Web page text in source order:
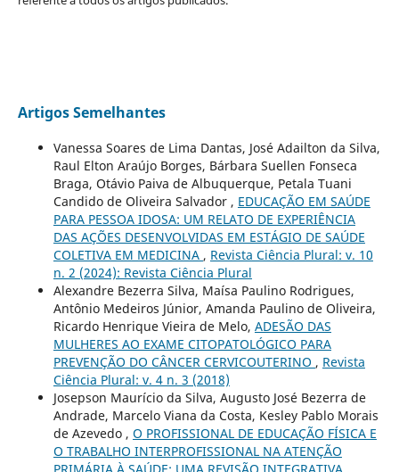
Artigos Semelhantes
Vanessa Soares de Lima Dantas, José Adailton da Silva,
Raul Elton Araújo Borges, Bárbara Suellen Fonseca
Braga, Otávio Paiva de Albuquerque, Petala Tuani
Candido de Oliveira Salvador , EDUCAÇÃO EM SAÚDE
PARA PESSOA IDOSA: UM RELATO DE EXPERIÊNCIA
DAS AÇÕES DESENVOLVIDAS EM ESTÁGIO DE SAÚDE
COLETIVA EM MEDICINA , Revista Ciência Plural: v. 10
n. 2 (2024): Revista Ciência Plural
Alexandre Bezerra Silva, Maísa Paulino Rodrigues,
Antônio Medeiros Júnior, Amanda Paulino de Oliveira,
Ricardo Henrique Vieira de Melo, ADESÃO DAS
MULHERES AO EXAME CITOPATOLÓGICO PARA
PREVENÇÃO DO CÂNCER CERVICOUTERINO , Revista
Ciência Plural: v. 4 n. 3 (2018)
Josepson Maurício da Silva, Augusto José Bezerra de
Andrade, Marcelo Viana da Costa, Kesley Pablo Morais
de Azevedo , O PROFISSIONAL DE EDUCAÇÃO FÍSICA E
O TRABALHO INTERPROFISSIONAL NA ATENÇÃO